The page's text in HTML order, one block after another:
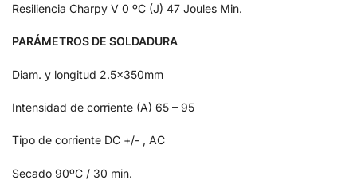
Resiliencia Charpy V 0 ºC (J) 47 Joules Min.
PARÁMETROS DE SOLDADURA
Diam. y longitud 2.5x350mm
Intensidad de corriente (A) 65 – 95
Tipo de corriente DC +/- , AC
Secado 90ºC / 30 min.